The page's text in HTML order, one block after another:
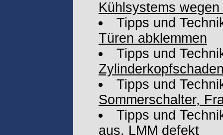
Kühlsystems
Tipps und
Türen abklemmen
Tipps und
Tipps und
Sommerschalter,
Tipps und
aus, LMM defekt